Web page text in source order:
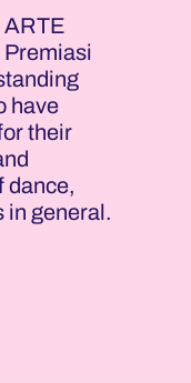
ARTE
have
their
dance,
in general.